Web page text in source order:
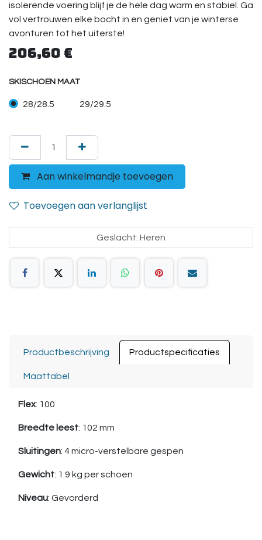
isolerende voering blijf je de hele dag warm en stabiel. Ga
vol vertrouwen elke bocht in en geniet van je winterse
avonturen tot het uiterste!
206,60 €
SKISCHOEN MAAT
28/28.5 29/29.5
Aan winkelmandje toevoegen
Toevoegen aan verlanglijst
Geslacht: Heren
Productbeschrijving Productspecificaties
Maattabel
Flex: 100
Breedte leest: 102 mm
Sluitingen: 4 micro-verstelbare gespen
Gewicht: 1.9 kg per schoen
Niveau: Gevorderd